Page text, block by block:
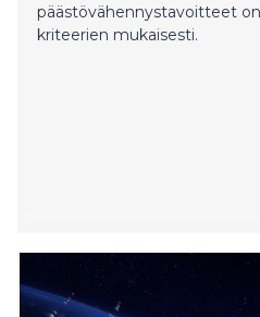
päästövähennystavoitteet
kriteerien mukaisesti.